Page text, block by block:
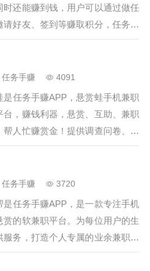
时还能赚到钱，用户可以通过做任
请好友、签到等赚取积分，任务主
三个模块，官方任务、高价任务、
务，获得的积分可以微信或支付宝
…
任务手赚 4091
是任务手赚APP，悬赏蛙手机兼职
台，赚钱利器，悬赏、互助、兼职
帮人忙赚赏金！提供调查问卷、数
等众包服务。悬赏蛙，让你充分利
的碎片时间，简单做悬赏任务，随
赚钱！让自己每月不缺零花钱！用
以自行发布悬赏、让其他用户帮你
查问卷、数据采集、营销推广等工
任务手赚 3720
是任务手赚APP，是一款专注手机
赏的软兼职平台。为每位用户的生
服务，打造个人专属的业余兼职赚
钱的小软件。适合上班族、宝妈业